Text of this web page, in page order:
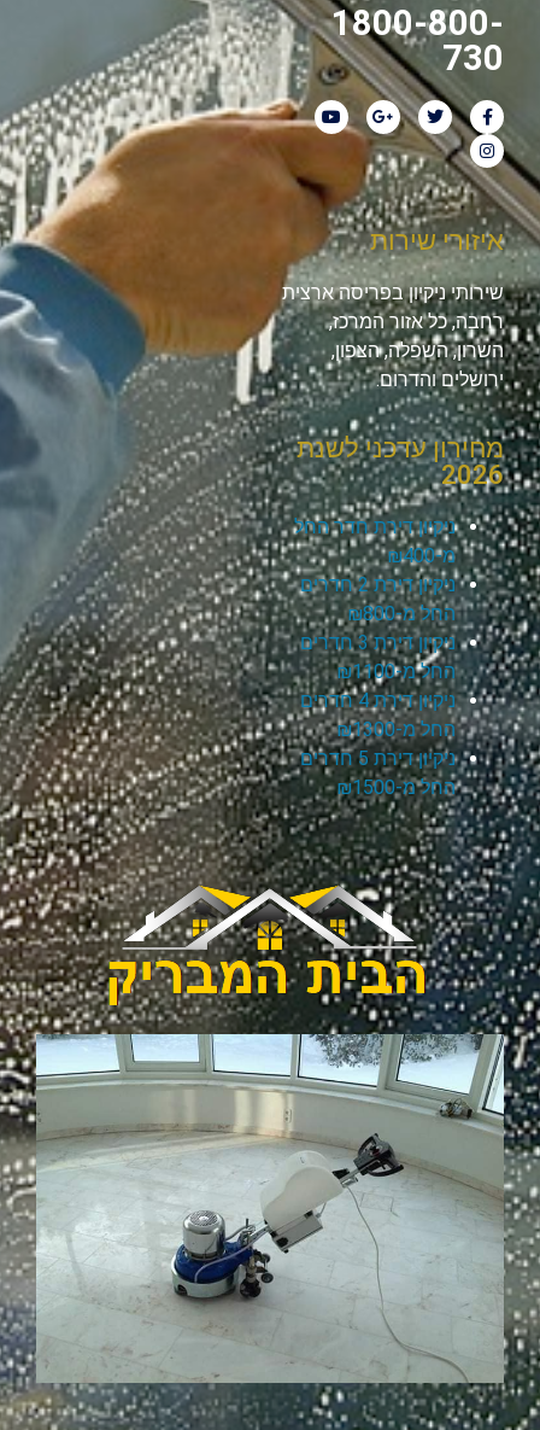
1800-800-
730
איזורי שירות
שירותי ניקיון בפריסה ארצית
רחבה, כל אזור המרכז,
השרון, השפלה, הצפון,
ירושלים והדרום.
מחירון עדכני לשנת
2026
ניקיון דירת חדר החל
מ-₪400
ניקיון דירת 2 חדרים
החל מ-₪800
ניקיון דירת 3 חדרים
החל מ-₪1100
ניקיון דירת 4 חדרים
החל מ-₪1300
ניקיון דירת 5 חדרים
החל מ-₪1500